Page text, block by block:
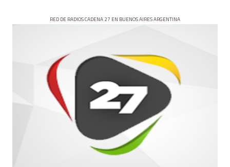
RED DE RADIOS CADENA 27 EN BUENOS AIRES ARGENTINA